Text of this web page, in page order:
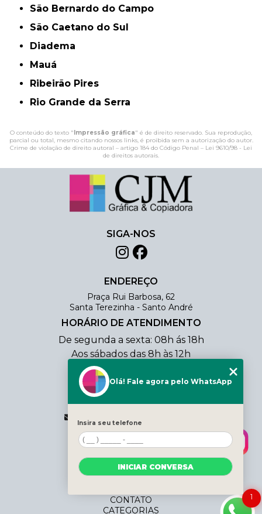
São Bernardo do Campo
São Caetano do Sul
Diadema
Mauá
Ribeirão Pires
Rio Grande da Serra
O conteúdo do texto " Impressão gráfica" é de direito reservado. Sua reprodução,
parcial ou total, mesmo citando nossos links, é proibida sem a autorização do autor.
Crime de violação de direito autoral – artigo 184 do Código Penal – Lei 9610/98 - Lei
de direitos autorais.
SIGA-NOS
ENDEREÇO
Praça Rui Barbosa, 62
Santa Terezinha - Santo André
HORÁRIO DE ATENDIMENTO
De segunda a sexta: 08h ás 18h
Aos sábados das 8h às 12h
CONTATO
(11) 4438-0354
(11) 98803-3206
vendas@cjmcopiadora.com.br
MENU
HOME
QUEM SOMOS
SERVIÇOS
CONTATO
CATEGORIAS
1
Olá! Fale agora pelo WhatsApp
Insira seu telefone
INICIAR CONVERSA